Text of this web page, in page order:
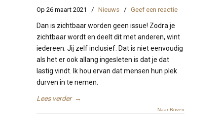
Op 26 maart 2021 / Nieuws / Geef een reactie
Dan is zichtbaar worden geen issue! Zodra je
zichtbaar wordt en deelt dit met anderen, wint
iedereen. Jij zelf inclusief. Dat is niet eenvoudig
als het er ook allang ingesleten is dat je dat
lastig vindt. Ik hou ervan dat mensen hun plek
durven in te nemen.
Lees verder →
Naar Boven